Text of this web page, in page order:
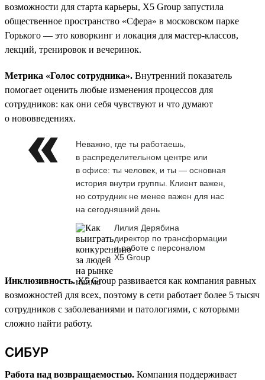
возможности для старта карьеры, X5 Group запустила
общественное пространство «Сфера» в московском парке
Горького — это коворкинг и локация для мастер-классов,
лекций, тренировок и вечеринок.
Метрика «Голос сотрудника». Внутренний показатель
помогает оценить любые изменения процессов для
сотрудников: как они себя чувствуют и что думают
о нововведениях.
Неважно, где ты работаешь,
в распределительном центре или
в офисе: ты человек, и ты — основная
история внутри группы. Клиент важен,
но сотрудник не менее важен для нас
на сегодняшний день
Лилия Дерябина
директор по трансформации
и работе с персоналом
Х5 Group
Инклюзивность.X5 Group развивается как компания равных
возможностей для всех, поэтому в сети работает более 5 тысяч
сотрудников с заболеваниями и патологиями, с которыми
сложно найти работу.
СИБУР
Работа над возвращаемостью. Компания поддерживает